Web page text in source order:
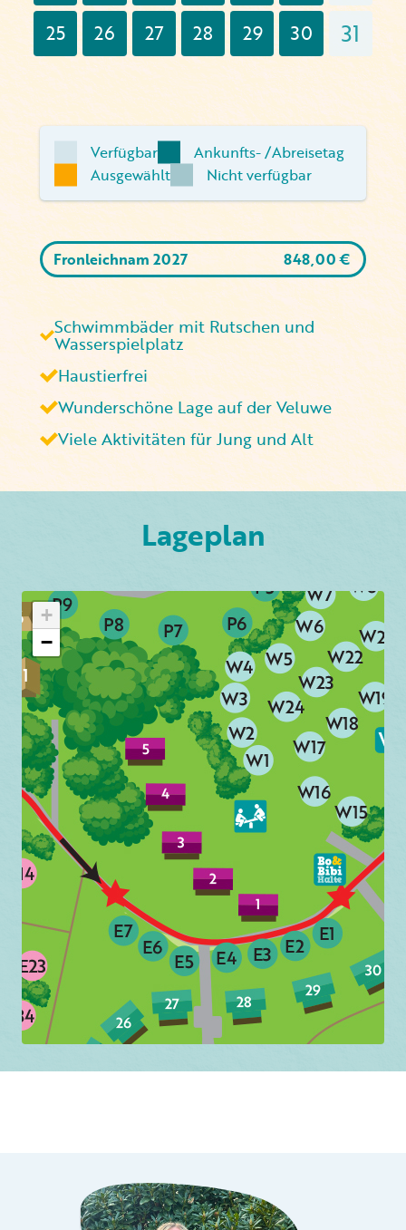
25 26 27 28 29 30 31
Verfügbar
Ankunfts- /Abreisetag
Ausgewählt
Nicht verfügbar
Fronleichnam 2027 €
848,00
Schwimmbäder mit Rutschen und
Wasserspielplatz
Haustierfrei
Wunderschöne Lage auf der Veluwe
Viele Aktivitäten für Jung und Alt
Lageplan
+
−